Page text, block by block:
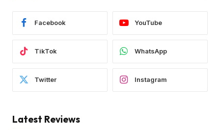
Facebook YouTube
TikTok WhatsApp
Twitter Instagram
Latest Reviews